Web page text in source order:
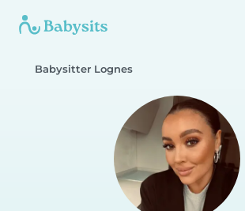
Babysitter Lognes